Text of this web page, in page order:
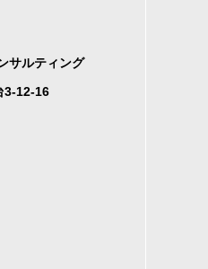
サルティング
3-12-16